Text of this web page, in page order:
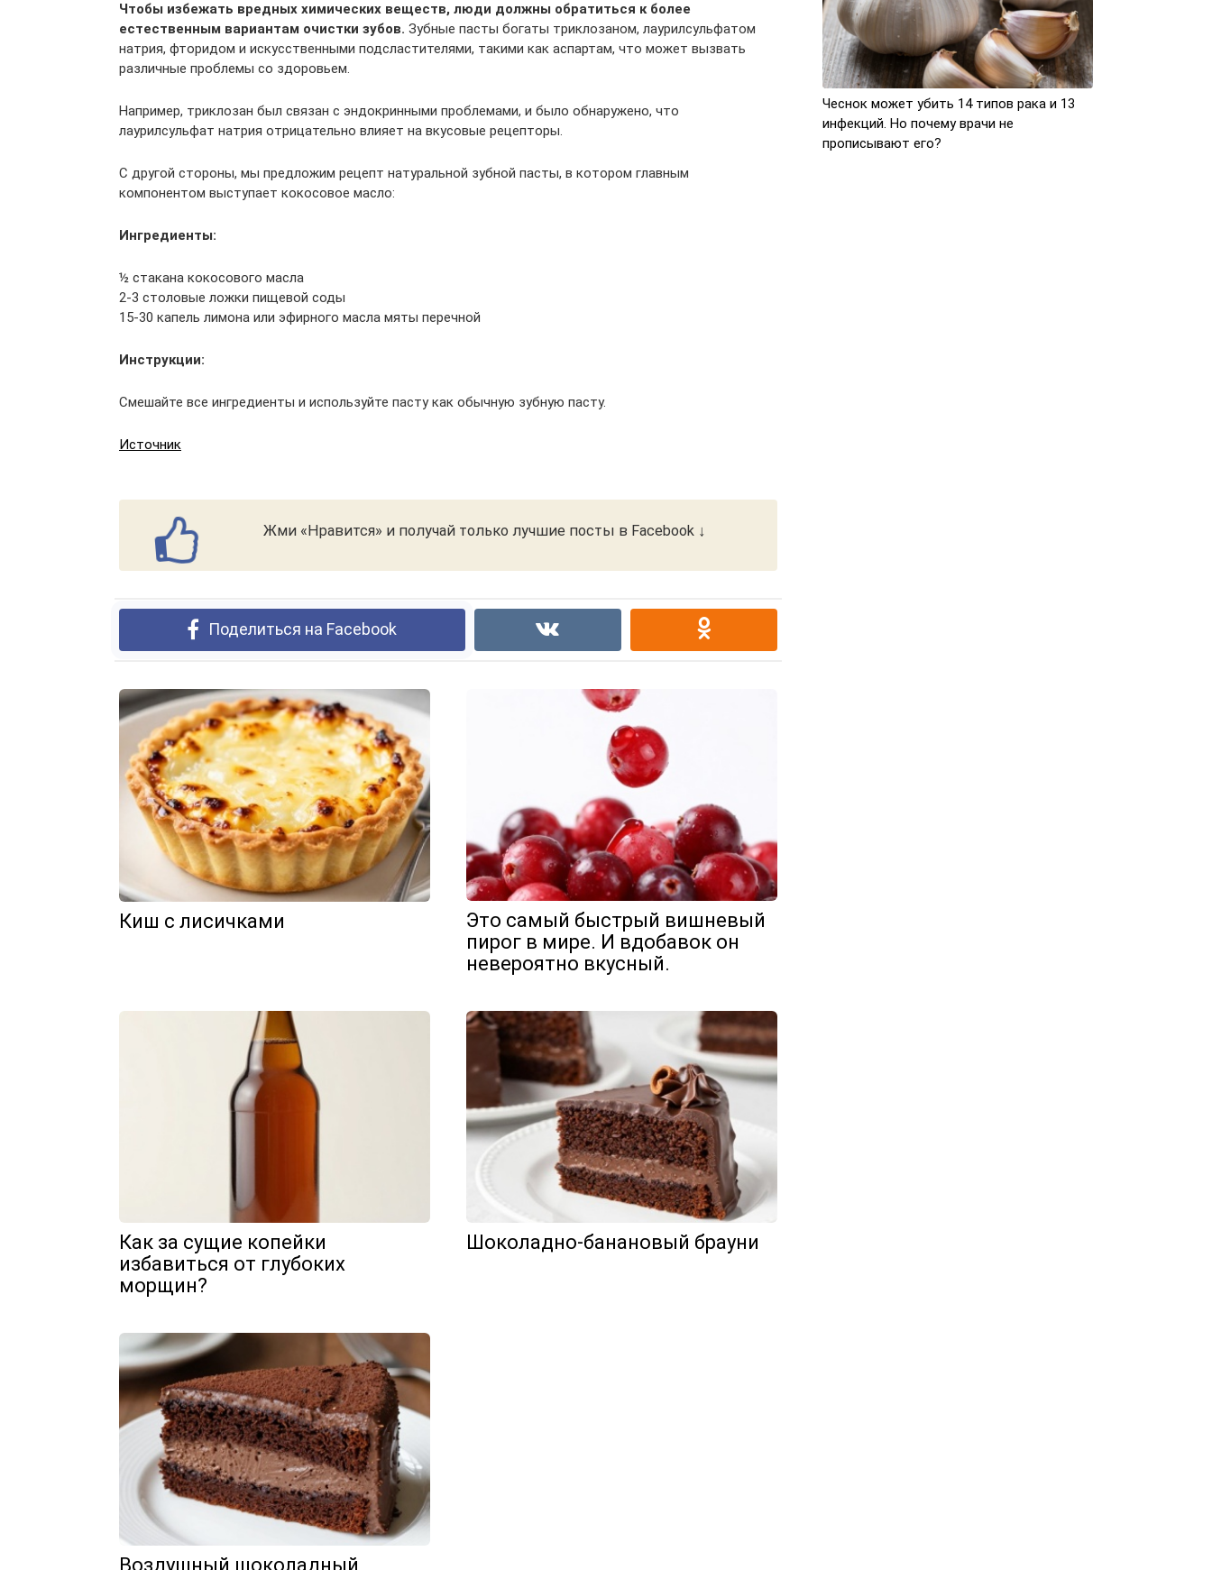
Чтобы избежать вредных химических веществ, люди должны обратиться к более
естественным вариантам очистки зубов. Зубные пасты богаты триклозаном, лаурилсульфатом
натрия, фторидом и искусственными подсластителями, такими как аспартам, что может вызвать
различные проблемы со здоровьем.
Например, триклозан был связан с эндокринными проблемами, и было обнаружено, что
лаурилсульфат натрия отрицательно влияет на вкусовые рецепторы.
С другой стороны, мы предложим рецепт натуральной зубной пасты, в котором главным
компонентом выступает кокосовое масло:
Ингредиенты:
½ стакана кокосового масла
2-3 столовые ложки пищевой соды
15-30 капель лимона или эфирного масла мяты перечной
Инструкции:
Смешайте все ингредиенты и используйте пасту как обычную зубную пасту.
Источник
Жми «Нравится» и получай только лучшие посты в Facebook ↓
Поделиться на Facebook
Киш с лисичками
Это самый быстрый вишневый
пирог в мире. И вдобавок он
невероятно вкусный.
Как за сущие копейки
избавиться от глубоких
морщин?
Шоколадно-банановый брауни
Воздушный шоколадный
Чеснок может убить 14 типов рака и 13
инфекций. Но почему врачи не
прописывают его?